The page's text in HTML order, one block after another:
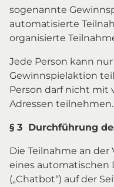
sogenannte
automatisierte
organisierte
Jede Person kann
Gewinnspielaktion
Person darf nicht mit
Adressen teilnehmen.
§ 3 Durchführung
Die Teilnahme an
eines automatischen
(„Chatbot“) auf der